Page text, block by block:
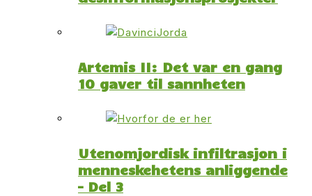
Artemis II: Det var en gang
10 gaver til sannheten
Utenomjordisk infiltrasjon i
menneskehetens anliggende
– Del 3